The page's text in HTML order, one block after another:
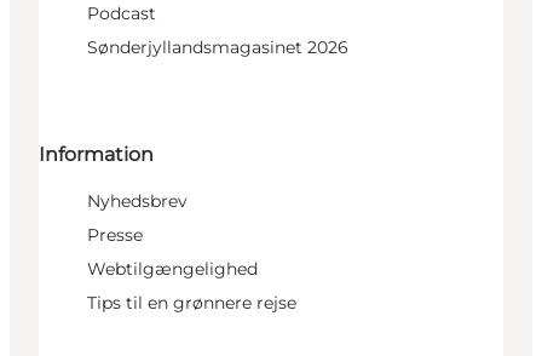
Podcast
Sønderjyllandsmagasinet 2026
Information
Nyhedsbrev
Presse
Webtilgængelighed
Tips til en grønnere rejse